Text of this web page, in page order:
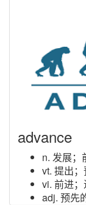
advance
n. 发展；
vt. 提出
vi. 前进
adj. 预先